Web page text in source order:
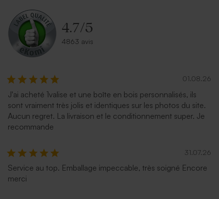
4.7/5
4863 avis
01.08.26
J'ai acheté 1valise et une boîte en bois personnalisés, ils
sont vraiment très jolis et identiques sur les photos du site.
Aucun regret. La livraison et le conditionnement super. Je
recommande
31.07.26
Service au top. Emballage impeccable, très soigné Encore
merci